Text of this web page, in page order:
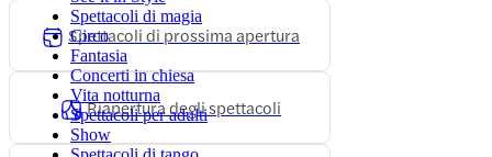
Spettacoli di magia
Circo
Fantasia
Concerti in chiesa
Vita notturna
Spettacoli per adulti
Show
Spettacoli di prossima apertura
Riapertura degli spettacoli